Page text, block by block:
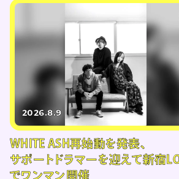
2026.8.9
WHITE ASH再始動を発表、
サポートドラマーを迎えて新宿
でワンマン開催